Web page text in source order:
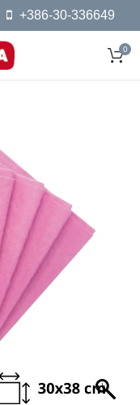
+386-30-336649
0